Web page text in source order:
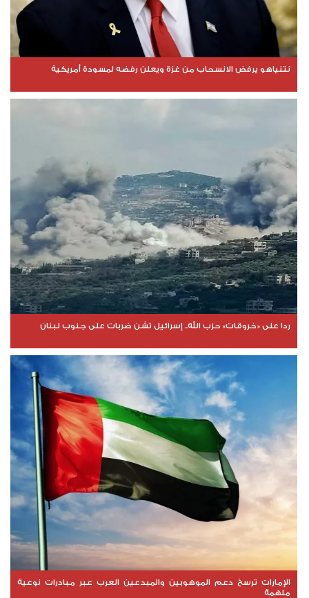
نتنياهو يرفض الانسحاب من غزة ويعلن رفضه لمسودة أمريكية
ردا على «خروقات» حزب الله.. إسرائيل تشن ضربات على جنوب لبنان
الإمارات ترسخ دعم الموهوبين والمبدعين العرب عبر مبادرات نوعية
ملهمة